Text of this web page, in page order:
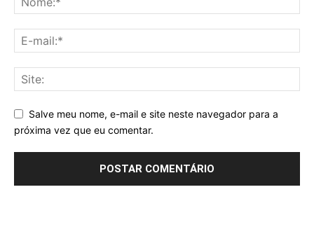
Salve meu nome, e-mail e site neste navegador para a
próxima vez que eu comentar.